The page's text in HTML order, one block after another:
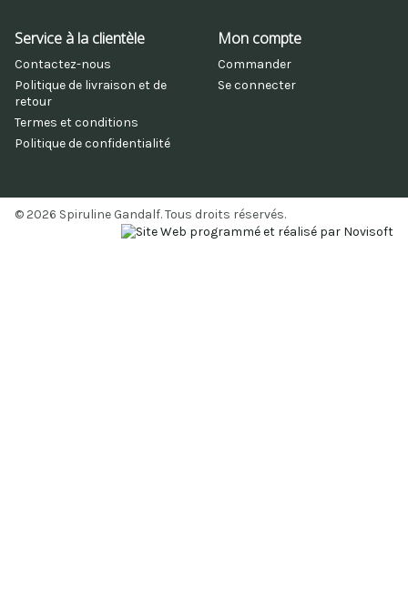
Service à la clientèle
Contactez-nous
Politique de livraison et de
retour
Termes et conditions
Politique de confidentialité
Mon compte
Commander
Se connecter
© 2026 Spiruline Gandalf. Tous droits réservés.